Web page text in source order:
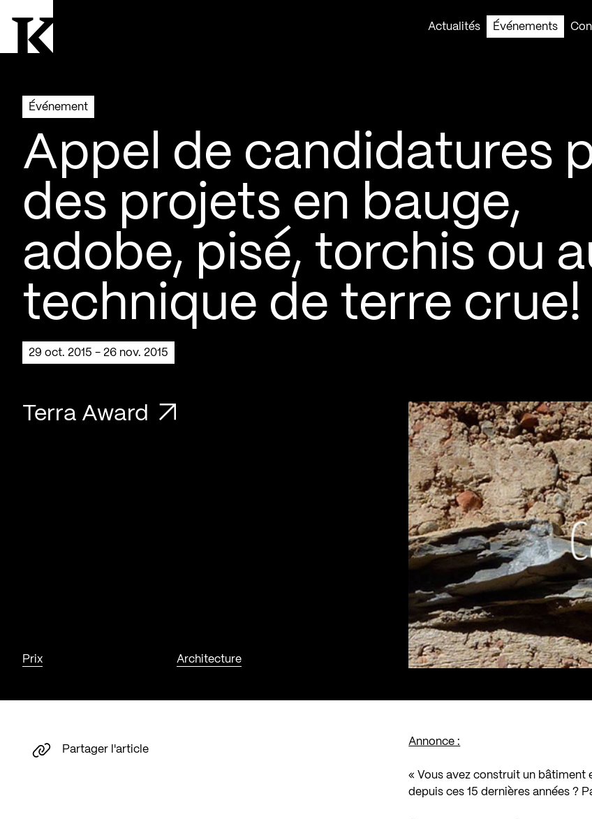
Actualités
Événements
Événement
Appel de candidatures
des projets en bauge,
adobe, pisé, torchis ou
technique de terre crue!
29 oct. 2015 - 26 nov. 2015
Terra Award
Prix Architecture
Annonce :
« Vous avez construit un bâtiment
depuis ces 15 dernières années ?
Partager l'article